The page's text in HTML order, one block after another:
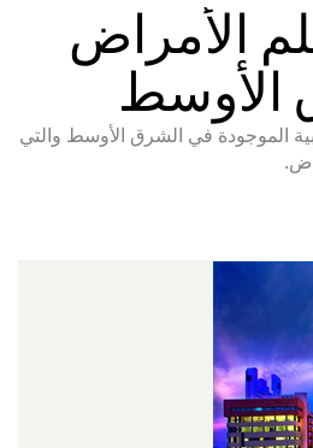
الأمراض
الأوسط
الموجودة في الشرق الأوسط والتي